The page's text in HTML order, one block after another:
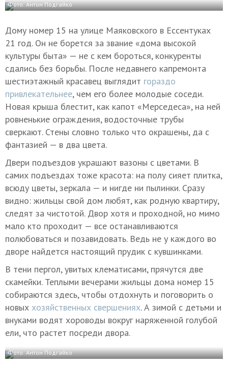
Фото: Антон Подгайко
Дому номер 15 на улице Маяковского в Ессентуках
21 год. Он не борется за звание «дома высокой
культуры быта» — не с кем бороться, конкуренты
сдались без борьбы. После недавнего капремонта
шестиэтажный красавец выглядит гораздо
привлекательнее, чем его более молодые соседи.
Новая крыша блестит, как капот «Мерседеса», на ней
ровненькие ограждения, водосточные трубы
сверкают. Стены словно только что окрашены, да с
фантазией — в два цвета.
Двери подъездов украшают вазоны с цветами. В
самих подъездах тоже красота: на полу сияет плитка,
всюду цветы, зеркала — и нигде ни пылинки. Сразу
видно: жильцы свой дом любят, как родную квартиру,
следят за чистотой. Двор хотя и проходной, но мимо
мало кто проходит — все останавливаются
полюбоваться и позавидовать. Ведь не у каждого во
дворе найдется настоящий прудик с кувшинками.
В тени пергол, увитых клематисами, прячутся две
скамейки. Теплыми вечерами жильцы дома номер 15
собираются здесь, чтобы отдохнуть и поговорить о
новых хозяйственных свершениях. А зимой с детьми и
внуками водят хороводы вокруг наряженной голубой
ели, что растет посреди двора.
Фото: Антон Подгайко